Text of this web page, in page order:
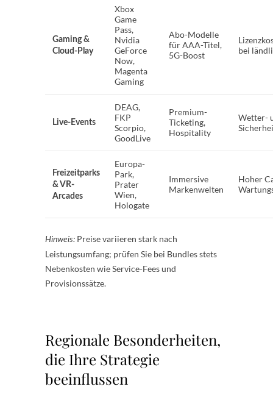
Gaming &
Cloud-Play
Xbox
Game
Pass,
Nvidia
GeForce
Now,
Magenta
Gaming
Abo-Modelle
für AAA-Titel,
5G-Boost
bei
Live-Events
DEAG,
FKP
Scorpio,
GoodLive
Premium-
Ticketing,
Hospitality
Wetter-
Freizeitparks
& VR-
Arcades
Europa-
Park,
Prater
Wien,
Hologate
Immersive
Markenwelten
Hoher
Hinweis: Preise variieren stark nach
Leistungsumfang; prüfen Sie bei Bundles stets
Nebenkosten wie Service-Fees und
Provisionssätze.
Regionale Besonderheiten,
die Ihre Strategie
beeinflussen